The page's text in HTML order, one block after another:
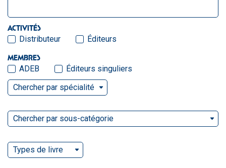
ACTIVITÉS
Distributeur Éditeurs
MEMBRES
ADEB
Éditeurs singuliers
Chercher par spécialité
Chercher par sous-catégorie
Types de livre